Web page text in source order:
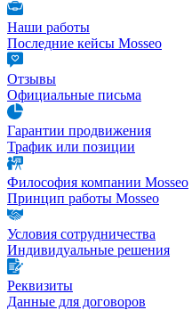
Наши работы
Последние кейсы Mosseo
Отзывы
Официальные письма
Гарантии продвижения
Трафик или позиции
Философия компании Mosseo
Принцип работы Mosseo
Условия сотрудничества
Индивидуальные решения
Реквизиты
Данные для договоров